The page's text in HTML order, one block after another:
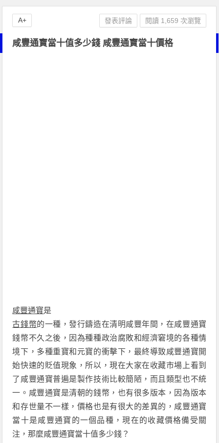
咸豐通寶當十值多少錢 咸豐通寶當十價格
咸豐通寶是
古錢幣的一種，發行鑄造在清明咸豐年間，在咸豐通寶
錢幣不久之後，因為種種政治腐敗和經濟窘境的各種情
境下，多種重寶和元寶的衝擊下，最終導致咸豐通寶開
始快速的貶值現象，所以，現在大家在收藏市場上看到
了咸豐通寶普遍是製作技術比較簡陋，而且類型也不統
一。咸豐通寶是清朝的錢幣，也有很多版本，因為版本
和存世量不一樣，價格也是有很大的差異的，咸豐通寶
當十是咸豐通寶的一個品種，現在的收藏價格備受關
注，那麼咸豐通寶當十值多少錢？
發表評論 閱讀 1,659 次瀏覽
A+